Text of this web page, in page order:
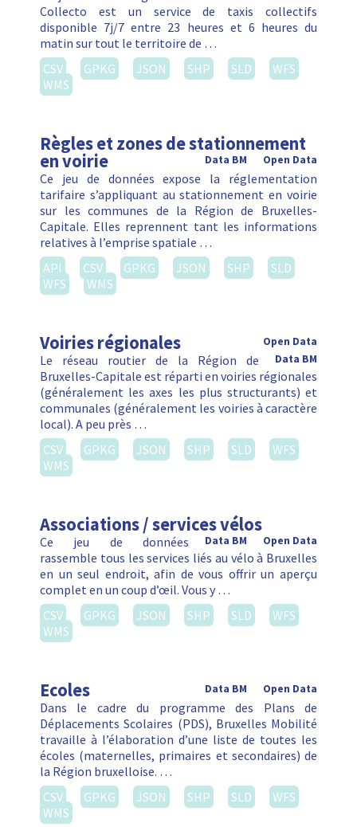
Collecto est un service de taxis collectifs
disponible 7j/7 entre 23 heures et 6 heures du
matin sur tout le territoire de …
CSV
GPKG JSON SHP SLD
WFS
WMS
Règles et zones de stationnement
en voirie Open Data
Data BM
Ce jeu de données expose la réglementation
tarifaire s’appliquant au stationnement en voirie
sur les communes de la Région de Bruxelles-
Capitale. Elles reprennent tant les informations
relatives à l’emprise spatiale …
API
CSV GPKG JSON SHP
SLD
WFS
WMS
Voiries régionales
Open Data
Data BM
Le réseau routier de la Région de
Bruxelles-Capitale est réparti en voiries régionales
(généralement les axes les plus structurants) et
communales (généralement les voiries à caractère
local). A peu près …
CSV
GPKG JSON SHP SLD
WFS
WMS
Associations / services vélos
Open Data
Data BM
Ce jeu de données
rassemble tous les services liés au vélo à Bruxelles
en un seul endroit, afin de vous offrir un aperçu
complet en un coup d’œil. Vous y …
CSV
GPKG JSON SHP SLD
WFS
WMS
Ecoles Open Data
Data BM
Dans le cadre du programme des Plans de
Déplacements Scolaires (PDS), Bruxelles Mobilité
travaille à l’élaboration d’une liste de toutes les
écoles (maternelles, primaires et secondaires) de
la Région bruxelloise. …
CSV
GPKG JSON SHP SLD
WFS
WMS